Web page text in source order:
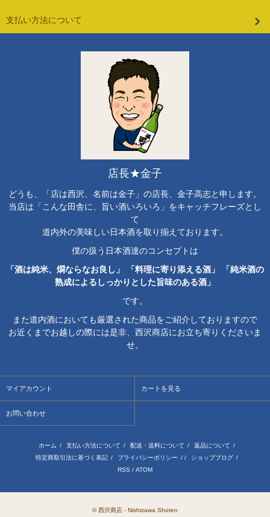
支払い方法について
店長★金子
どうも、「店は西沢、名前は金子」の店長、金子高志と申します。
当店は「こんな田舎に、旨い酒いろいろ」をキャッチフレーズとし
て
道内外の美味しい日本酒を取り揃えております。
僕の扱う日本酒達のコンセプトは
「酒は純米、燗ならなお良し」 「料理に寄り添える酒」 「純米酒の
熟成によるしっかりとした旨味のある酒」
です。
また道内酒においても厳選された商品をご紹介しておりますので
お近くまでお越しの際には是非、西沢商店にお立ち寄りくださいま
せ。
マイアカウント カートを見る
お問い合わせ
ホーム / 支払い方法について / 配送・送料について / 返品について /
特定商取引法に基づく表記 / プライバシーポリシー / / ショップブログ /
RSS / ATOM
© 西沢商店 - Nishizawa Shoten